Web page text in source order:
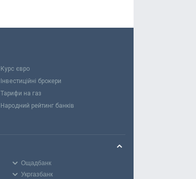
Курс євро
Інвестиційні брокери
Тарифи на газ
Народний рейтинг банків
Ощадбанк
Укргазбанк